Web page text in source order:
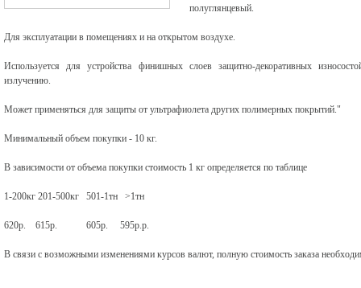
полуглянцевый.
Для эксплуатации в помещениях и на открытом воздухе.
Используется для устройства финишных слоев защитно-декоративных
излучению.
Может применяться для защиты от ультрафиолета других полимерных покрытий."
Минимальный объем покупки - 10 кг.
В зависимости от объема покупки стоимость 1 кг определяется по таблице
1-200кг 201-500кг 501-1тн >1тн
620р. 615р. 605р. 595р.р.
В связи с возможными изменениями курсов валют, полную стоимость заказа